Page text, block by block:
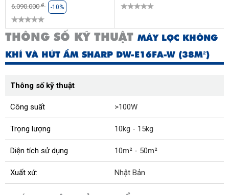
6.090.000đ -10%
THÔNG SỐ KỸ THUẬT MÁY LỌC KHÔNG
KHÍ VÀ HÚT ẨM SHARP DW-E16FA-W (38M²)
Thông số kỹ thuật
Công suất >100W
Trọng lượng 10kg - 15kg
Diện tích sử dụng 10m² - 50m²
Xuất xứ: Nhật Bản